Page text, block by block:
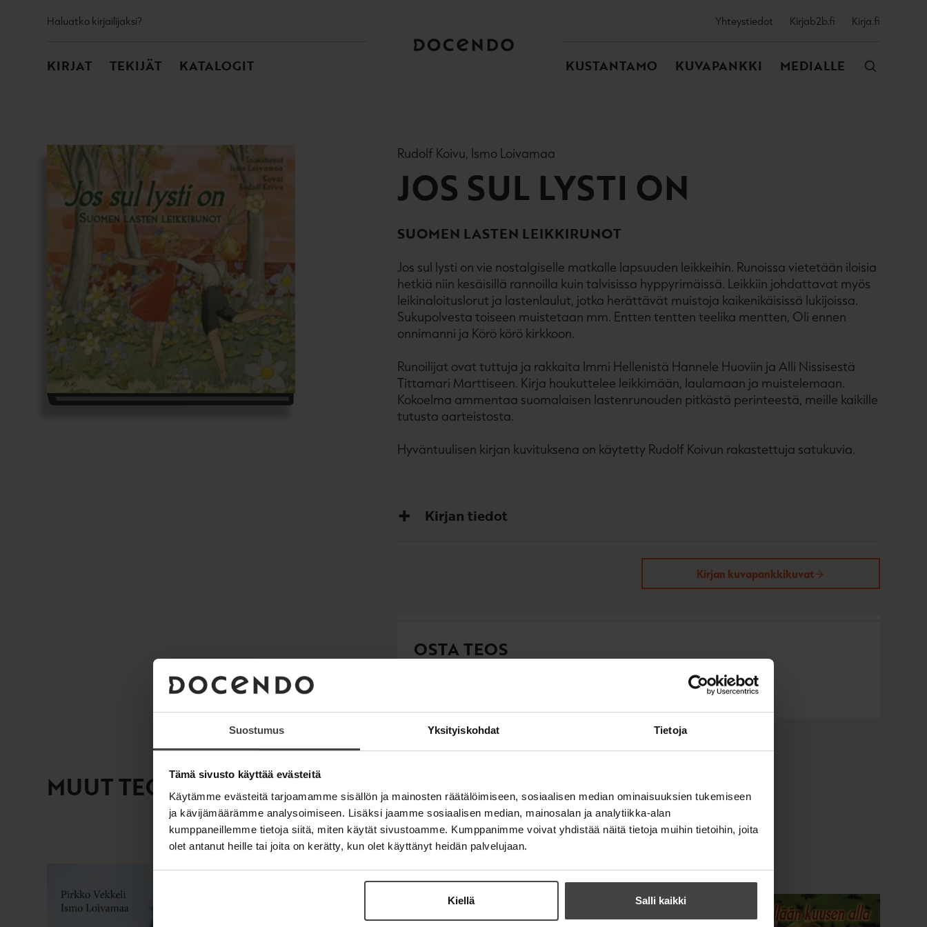
Suostumus Yksityiskohdat Tietoja
Tämä sivusto käyttää evästeitä
Käytämme evästeitä tarjoamamme sisällön ja mainosten räätälöimiseen, sosiaalisen median ominaisuuksien tukemiseen
ja kävijämäärämme analysoimiseen. Lisäksi jaamme sosiaalisen median, mainosalan ja analytiikka-alan
kumppaneillemme tietoja siitä, miten käytät sivustoamme. Kumppanimme voivat yhdistää näitä tietoja muihin tietoihin, joita
olet antanut heille tai joita on kerätty, kun olet käyttänyt heidän palvelujaan.
Kiellä Salli kaikki
sisältöönTOISSIJAINEN
Haluatko kirjailijaksi?
PÄÄVALIKKO
KIRJAT TEKIJÄT KATALOGIT
TOISSIJAINEN
Yhteystiedot Kirjab2b.fi Kirja.fi
PÄÄVALIKKO
KUSTANTAMO KUVAPANKKI MEDIALLE
Rudolf Koivu, Ismo Loivamaa
JOS SUL LYSTI ON
SUOMEN LASTEN LEIKKIRUNOT
Jos sul lysti on vie nostalgiselle matkalle lapsuuden leikkeihin. Runoissa vietetään iloisia
hetkiä niin kesäisillä rannoilla kuin talvisissa hyppyrimäissä. Leikkiin johdattavat myös
leikinaloituslorut ja lastenlaulut, jotka herättävät muistoja kaikenikäisissä lukijoissa.
Sukupolvesta toiseen muistetaan mm. Entten tentten teelika mentten, Oli ennen
onnimanni ja Körö körö kirkkoon.
Runoilijat ovat tuttuja ja rakkaita Immi Hellenistä Hannele Huoviin ja Alli Nissisestä
Tittamari Marttiseen. Kirja houkuttelee leikkimään, laulamaan ja muistelemaan.
Kokoelma ammentaa suomalaisen lastenrunouden pitkästä perinteestä, meille kaikille
tutusta aarteistosta.
Hyväntuulisen kirjan kuvituksena on käytetty Rudolf Koivun rakastettuja satukuvia.
Kirjan tiedot
Kirjan kuvapankkikuvat
OSTA TEOS
u
t
e
o
b
t
A
u
k
a
a
MUUT TEOKSET